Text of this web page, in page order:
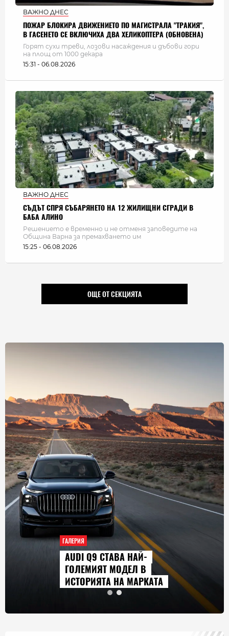
ВАЖНО ДНЕС
ПОЖАР БЛОКИРА ДВИЖЕНИЕТО ПО МАГИСТРАЛА "ТРАКИЯ",
В ГАСЕНЕТО СЕ ВКЛЮЧИХА ДВА ХЕЛИКОПТЕРА (ОБНОВЕНА)
Горят сухи треви, лозови насаждения и дъбови гори
на площ от 1000 декара
15:31 - 06.08.2026
ВАЖНО ДНЕС
СЪДЪТ СПРЯ СЪБАРЯНЕТО НА 12 ЖИЛИЩНИ СГРАДИ В
БАБА АЛИНО
Решението е временно и не отменя заповедите на
Община Варна за премахването им
15:25 - 06.08.2026
ОЩЕ ОТ СЕКЦИЯТА
ГАЛЕРИЯ
AUDI Q9 СТАВА НАЙ-
ГОЛЕМИЯТ МОДЕЛ В
ИСТОРИЯТА НА МАРКАТА